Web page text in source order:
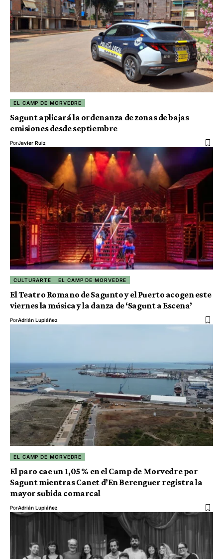
EL CAMP DE MORVEDRE
Sagunt aplicará la ordenanza de zonas de bajas
emisiones desde septiembre
PorJavier Ruiz
CULTURARTE EL CAMP DE MORVEDRE
El Teatro Romano de Sagunto y el Puerto acogen este
viernes la música y la danza de ‘Sagunt a Escena’
PorAdrián Lupiáñez
EL CAMP DE MORVEDRE
El paro cae un 1,05 % en el Camp de Morvedre por
Sagunt mientras Canet d’En Berenguer registra la
mayor subida comarcal
PorAdrián Lupiáñez